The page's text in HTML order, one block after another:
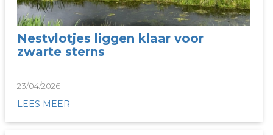
Nestvlotjes liggen klaar voor
zwarte sterns
23/04/2026
LEES MEER